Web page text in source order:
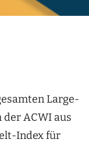
Large-
ACWI aus
Index für